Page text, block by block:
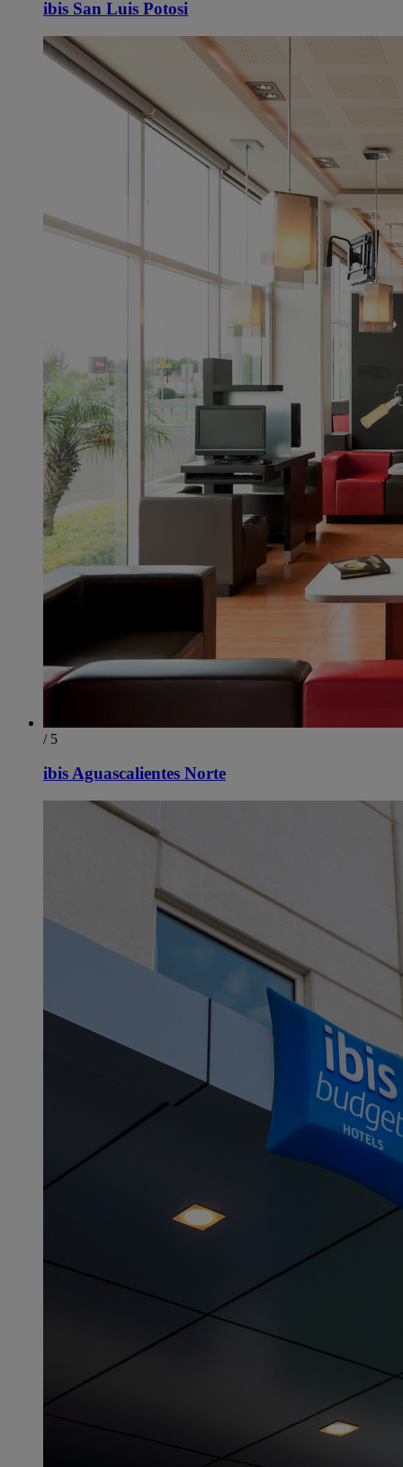
ibis San Luis Potosi
/ 5
ibis Aguascalientes Norte